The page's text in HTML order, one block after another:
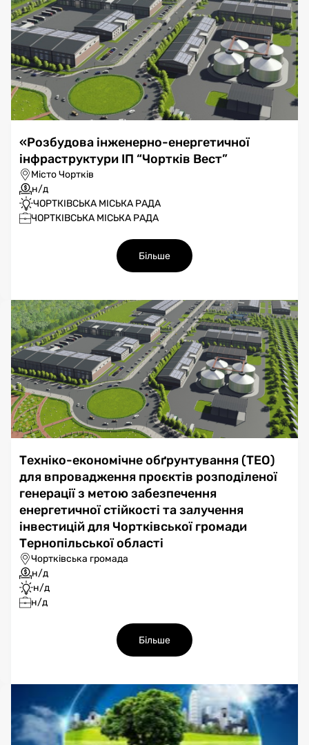
«Розбудова інженерно-енергетичної
інфраструктури ІП “Чортків Вест”
Місто Чортків
н/д
ЧОРТКІВСЬКА МІСЬКА РАДА
ЧОРТКІВСЬКА МІСЬКА РАДА
Більше
Техніко-економічне обґрунтування (ТЕО)
для впровадження проєктів розподіленої
генерації з метою забезпечення
енергетичної стійкості та залучення
інвестицій для Чортківської громади
Тернопільської області
Чортківська громада
н/д
н/д
н/д
Більше